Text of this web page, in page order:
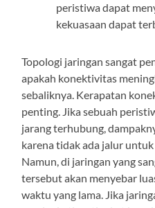
peristiwa dapat
kekuasaan dapat
Topologi jaringan sangat
apakah konektivitas
sebaliknya. Kerapatan
penting. Jika sebuah
jarang terhubung,
karena tidak ada jalur
Namun, di jaringan yang
tersebut akan menyebar
waktu yang lama. Jika